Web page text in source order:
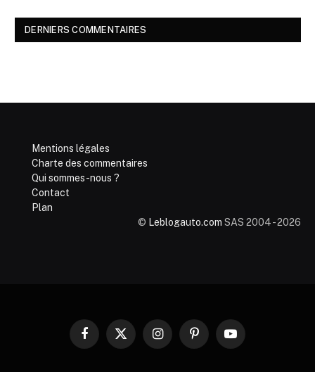
DERNIERS COMMENTAIRES
Mentions légales
Charte des commentaires
Qui sommes-nous ?
Contact
Plan
© Leblogauto.com SAS 2004 - 2026
Facebook
X
InstagramPinterestYouTube